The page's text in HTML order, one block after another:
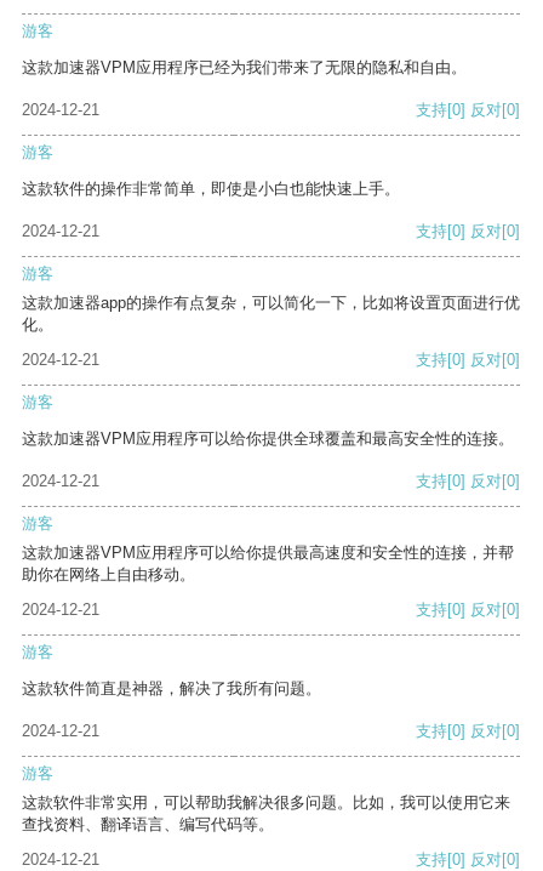
游客
这款加速器VPM应用程序已经为我们带来了无限的隐私和自由。
2024-12-21 支持[0] 反对[0]
游客
这款软件的操作非常简单，即使是小白也能快速上手。
2024-12-21 支持[0] 反对[0]
游客
这款加速器app的操作有点复杂，可以简化一下，比如将设置页面进行优
化。
2024-12-21
支持[0] 反对[0]
游客
这款加速器VPM应用程序可以给你提供全球覆盖和最高安全性的连接。
2024-12-21 支持[0] 反对[0]
游客
这款加速器VPM应用程序可以给你提供最高速度和安全性的连接，并帮
助你在网络上自由移动。
2024-12-21
支持[0] 反对[0]
游客
这款软件简直是神器，解决了我所有问题。
2024-12-21 支持[0] 反对[0]
游客
这款软件非常实用，可以帮助我解决很多问题。比如，我可以使用它来
查找资料、翻译语言、编写代码等。
2024-12-21
支持[0] 反对[0]